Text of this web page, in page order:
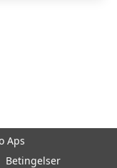
Aps
Betingelser